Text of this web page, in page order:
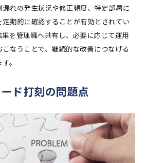
れの発生状況や修正頻度、特定部署に
期的に確認することが有効とされてい
を管理職へ共有し、必要に応じて運用
なうことで、継続的な改善につなげる
。
ド打刻の問題点